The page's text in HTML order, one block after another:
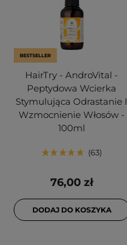
BESTSELLER
HairTry - AndroVital -
Peptydowa Wcierka
Stymulująca Odrastanie I
Wzmocnienie Włosów -
100ml
63
76,00 zł
DODAJ DO KOSZYKA